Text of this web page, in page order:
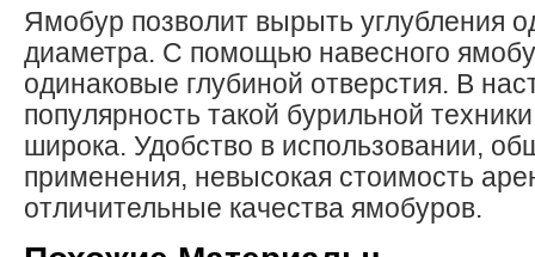
Ямобур позволит вырыть углубления
диаметра. С помощью навесного
одинаковые глубиной отверстия. В
популярность такой бурильной
широка. Удобство в использовании,
применения, невысокая стоимость
отличительные качества ямобуров.